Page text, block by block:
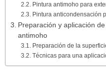
Pintura antimoho para
Pintura anticondensación
Preparación y aplicación
antimoho
Preparación de la
Técnicas para una